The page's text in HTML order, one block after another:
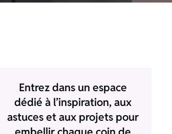
Entrez dans un espace
dédié à l’inspiration, aux
astuces et aux projets pour